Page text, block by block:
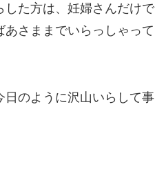
した方は、妊婦さんだけで
さままでいらっしゃって
のように沢山いらして事